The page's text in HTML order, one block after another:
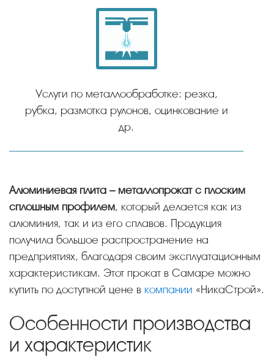
Услуги по металлообработке: резка,
рубка, размотка рулонов, оцинкование и
др.
Алюминиевая плита – металлопрокат с плоским
сплошным профилем, который делается как из
алюминия, так и из его сплавов. Продукция
получила большое распространение на
предприятиях, благодаря своим эксплуатационным
характеристикам. Этот прокат в Самаре можно
купить по доступной цене в компании «НикаСтрой».
Особенности производства
и характеристик